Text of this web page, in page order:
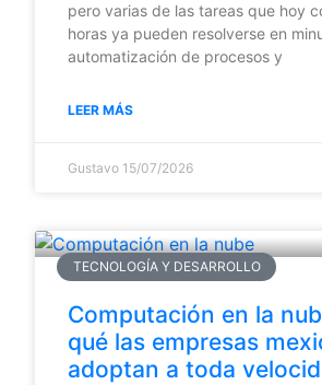
pero varias de las tareas que hoy
horas ya pueden resolverse en
automatización de procesos y
LEER MÁS
Gustavo 15/07/2026
TECNOLOGÍA Y DESARROLLO
Computación en la
qué las empresas
adoptan a toda